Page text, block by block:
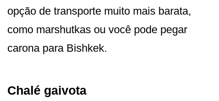
opção de transporte muito mais barata,
como marshutkas ou você pode pegar
carona para Bishkek.
Chalé gaivota